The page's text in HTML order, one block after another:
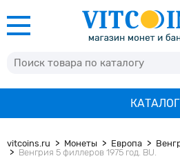
КАТАЛОГ
vitcoins.ru Монеты Европа
Венгрия 5 филлеров 1975 год. BU.